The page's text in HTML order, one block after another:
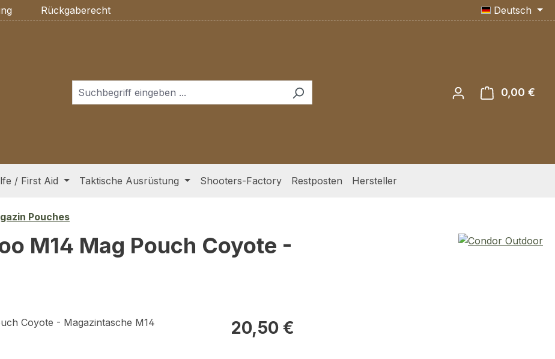
Rückgaberecht Deutsch
0,00 €
/ First Aid Taktische Ausrüstung Shooters-Factory Restposten Hersteller
Pouches
M14 Mag Pouch Coyote -
Regulärer Preis:
20,50 €